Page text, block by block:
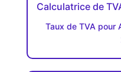
Calculatrice de
Taux de TVA pour